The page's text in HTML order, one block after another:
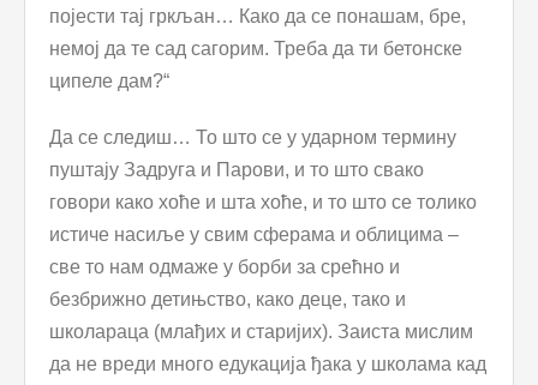
појести тај гркљан… Како да се понашам, бре,
немој да те сад сагорим. Треба да ти бетонске
ципеле дам?“
Да се следиш… То што се у ударном термину
пуштају Задруга и Парови, и то што свако
говори како хоће и шта хоће, и то што се толико
истиче насиље у свим сферама и облицима –
све то нам одмаже у борби за срећно и
безбрижно детињство, како деце, тако и
школараца (млађих и старијих). Заиста мислим
да не вреди много едукација ђака у школама кад